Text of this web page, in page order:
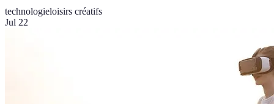
technologieloisirs créatifs
Jul 22